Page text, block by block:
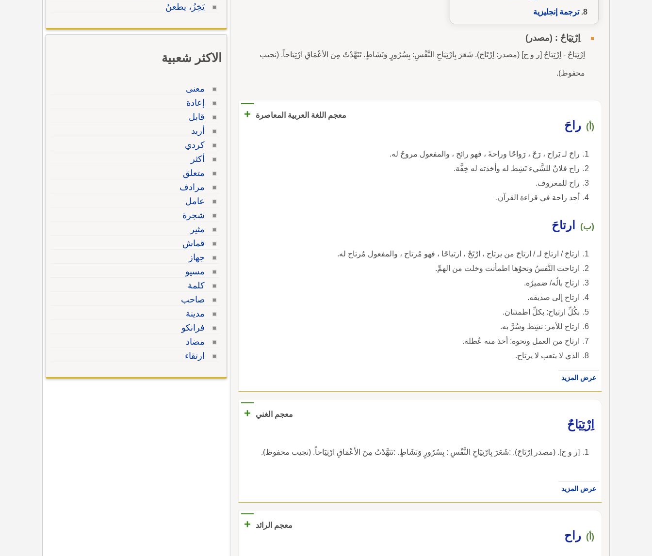
ترجمة إنجليزية
اِرْتِيَاحٌ : (مصدر)
اِرْتِيَاحٌ - اِرْتِيَاحٌ [ر و ح] (مصدر: اِرْتَاحَ). شَعَرَ بِارْتِيَاحِ النَّفْسِ: بِسُرُورٍ وَنَشَاطٍ. تَنَهَّدْتُ مِنَ الأعْمَاقِ ارْتِيَاحاً. (نجيب
محفوظ).
معجم اللغة العربية المعاصرة +
(أ) راحَ
راحَ لـ يَراح ، رَحْ ، رَواحًا وراحةً ، فهو رائح ، والمفعول مروحٌ له.
راح فلانٌ للشَّيء نَشِط له وأخذته له خِفَّة.
راح للمعروف.
أجد راحة في قراءة القرآن.
(ب) ارتاحَ
ارتاحَ / ارتاحَ لـ / ارتاحَ من يرتاح ، ارْتَحْ ، ارتياحًا ، فهو مُرتاح ، والمفعول مُرتاح له.
ارتاحت النَّفسُ ونحوُها اطمأنت وخلت من الهمِّ.
ارتاح بالُه/ ضميرُه.
ارتاح إلى صديقه.
بكُلِّ ارتياح: بكلِّ اطمئنان.
ارتاح للأمر: نشِط وسُرَّ به.
ارتاح من العمل ونحوه: أخذ منه عُطلة.
الذي لا يتعب لا يرتاح.
عرض المزيد
معجم الغني
+
اِرْتِيَاحٌ
[ر و ح]. (مصدر اِرْتَاحَ). :شَعَرَ بِارْتِيَاحِ النَّفْسِ : بِسُرُورٍ وَنَشَاطٍ. :تَنَهَّدْتُ مِنَ الأعْمَاقِ ارْتِيَاحاً. (نجيب محفوظ).
عرض المزيد
معجم الرائد +
(أ) راح
يَخِزُ، يطعنُ
الاكثر شعبية
معنى
إعادة
قابل
أريد
كردي
أكثر
متعلق
مرادف
عامل
شجرة
مثير
قماش
جهاز
مسيو
كلمة
صاحب
مدينة
فرانكو
مضاد
ارتقاء